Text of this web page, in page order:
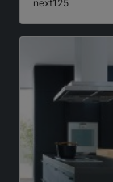
next125